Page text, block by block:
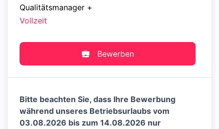
Qualitätsmanager +
Vollzeit
Bewerben
Bitte beachten Sie, dass Ihre Bewerbung
während unseres Betriebsurlaubs vom
03.08.2026 bis zum 14.08.2026 nur